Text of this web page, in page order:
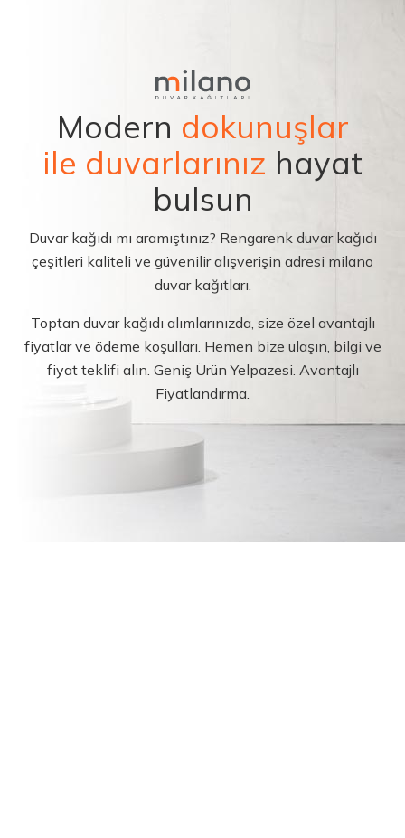
Modern dokunuşlar
ile duvarlarınız hayat
bulsun
Duvar kağıdı mı aramıştınız? Rengarenk duvar kağıdı
çeşitleri kaliteli ve güvenilir alışverişin adresi milano
duvar kağıtları.
Toptan duvar kağıdı alımlarınızda, size özel avantajlı
fiyatlar ve ödeme koşulları. Hemen bize ulaşın, bilgi ve
fiyat teklifi alın. Geniş Ürün Yelpazesi. Avantajlı
Fiyatlandırma.